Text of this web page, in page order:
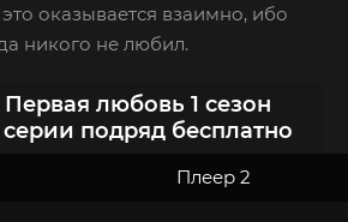
оказывается взаимно, ибо
никого не любил.
любовь 1 сезон
подряд бесплатно
Плеер 2